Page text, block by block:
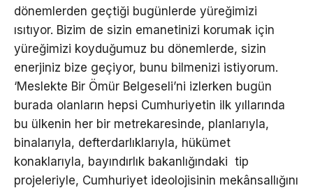
dönemlerden geçtiği bugünlerde yüreğimizi
ısıtıyor. Bizim de sizin emanetinizi korumak için
yüreğimizi koyduğumuz bu dönemlerde, sizin
enerjiniz bize geçiyor, bunu bilmenizi istiyorum.
‘Meslekte Bir Ömür Belgeseli’ni izlerken bugün
burada olanların hepsi Cumhuriyetin ilk yıllarında
bu ülkenin her bir metrekaresinde, planlarıyla,
binalarıyla, defterdarlıklarıyla, hükümet
konaklarıyla, bayındırlık bakanlığındaki tip
projeleriyle, Cumhuriyet ideolojisinin mekânsallığını